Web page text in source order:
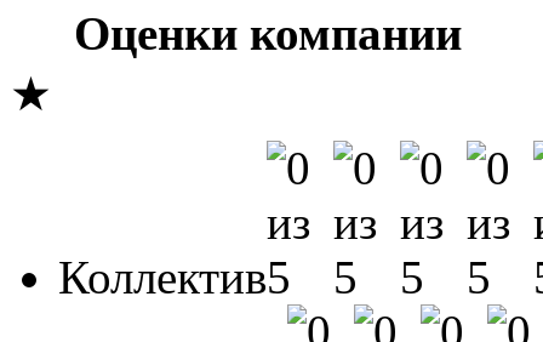
Оценки компании
★
Коллектив